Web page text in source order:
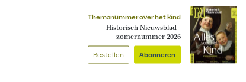
Themanummer over het kind
Historisch Nieuwsblad -
zomernummer 2026
Bestellen Abonneren